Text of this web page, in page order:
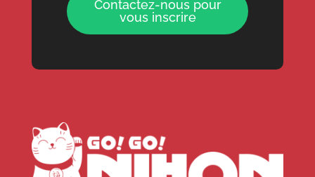
Contactez-nous pour
vous inscrire